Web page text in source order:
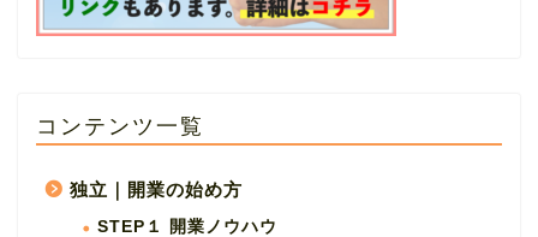
コンテンツ一覧
独立｜開業の始め方
STEP１ 開業ノウハウ